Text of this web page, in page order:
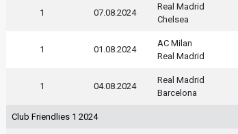
1 07.08.2024
Real Madrid
Chelsea
1 01.08.2024
AC Milan
Real Madrid
1 04.08.2024
Real Madrid
Barcelona
Club Friendlies 1 2024